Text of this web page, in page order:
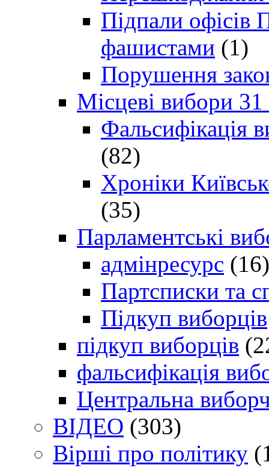
Підпали офісів
фашистами (1)
Порушення
Місцеві вибори
Фальсифікація
(82)
Хроніки
(35)
Парламентські
адмінресурс (16)
Партсписки та
Підкуп виборців
підкуп виборців
фальсифікація
Центральна
ВІДЕО (303)
Вірші про політику